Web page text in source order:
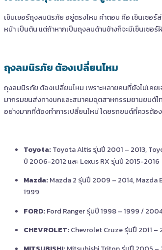
เซ็นเซอร์ถุงลมนิรภัย อยู่ตรงไหน คำตอบ คือ เซ็นเซอ
หน้า เป็นต้น แต่ถ้าหากเป็นถุงลมด้านข้างก็จะมีเซ็นเซอ
ถุงลมนิรภัย ต้องเปลี่ยนไหม
ถุงลมนิรภัย ต้องเปลี่ยนไหม เพราะหลายคนที่ยังไม่เค
มากรมขนส่งทางบกและสมาคมอุตสาหกรรมยานยนต์
อย่างมากที่ต้องทำการเปลี่ยนใหม่โดยรถยนต์ที่ควรต้อ
Toyota: Toyota Altis รุ่นปี 2001 – 2013,
ปี 2006-2012 และ Lexus RX รุ่นปี 2015-2016
Mazda: Mazda 2 รุ่นปี 2009 – 2014,
1999
FORD: Ford Ranger รุ่นปี 1998 – 1999 /
CHEVROLET: Chevrolet Cruze รุ่นปี 2011